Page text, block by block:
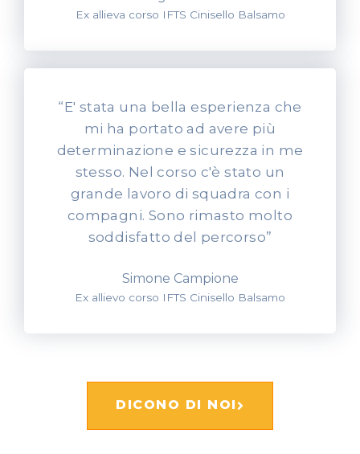
Ex allieva corso IFTS Cinisello Balsamo
“E' stata una bella esperienza che
mi ha portato ad avere più
determinazione e sicurezza in me
stesso. Nel corso c'è stato un
grande lavoro di squadra con i
compagni. Sono rimasto molto
soddisfatto del percorso”
Simone Campione
Ex allievo corso IFTS Cinisello Balsamo
DICONO DI NOI